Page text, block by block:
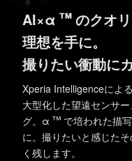
AI×α ™のクオリ
理想を手に。
撮りたい衝動に
Xperia Intelligenceによ
大型化した望遠センサ
グ。 α ™ で培われた描
に。 撮りたいと感じた
く残します。